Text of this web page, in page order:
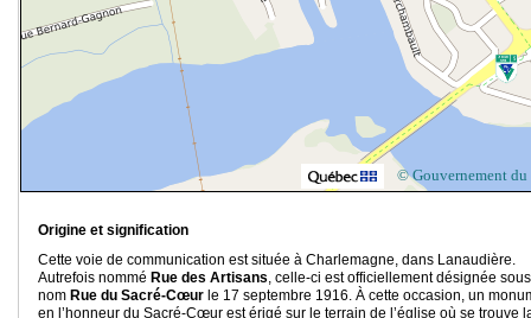
© Gouvernement du
Origine et signification
Cette voie de communication est située à Charlemagne, dans Lanaudière.
Autrefois nommé Rue des Artisans, celle-ci est officiellement désignée
nom Rue du Sacré-Cœur le 17 septembre 1916. À cette occasion, un
en l’honneur du Sacré-Cœur est érigé sur le terrain de l’église où se trouve